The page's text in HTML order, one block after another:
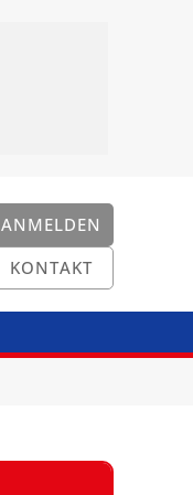
ANMELDEN
KONTAKT